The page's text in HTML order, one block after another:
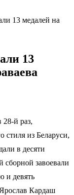
13 медалей на
13
й раз,
стиля из Беларуси,
в десяти
сборной завоевали
и девять
Кардаш